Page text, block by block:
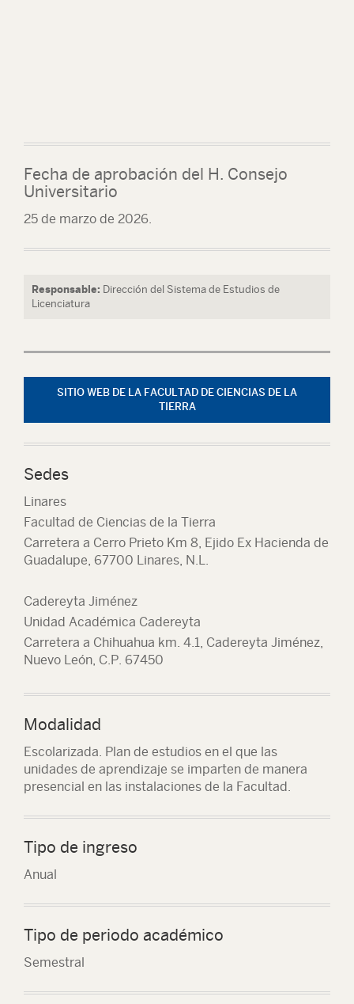
Fecha de aprobación del H. Consejo
Universitario
25 de marzo de 2026.
Responsable: Dirección del Sistema de Estudios de
Licenciatura
SITIO WEB DE LA FACULTAD DE CIENCIAS DE LA
TIERRA
Sedes
Linares
Facultad de Ciencias de la Tierra
Carretera a Cerro Prieto Km 8, Ejido Ex Hacienda de
Guadalupe, 67700 Linares, N.L.
Cadereyta Jiménez
Unidad Académica Cadereyta
Carretera a Chihuahua km. 4.1, Cadereyta Jiménez,
Nuevo León, C.P. 67450
Modalidad
Escolarizada. Plan de estudios en el que las
unidades de aprendizaje se imparten de manera
presencial en las instalaciones de la Facultad.
Tipo de ingreso
Anual
Tipo de periodo académico
Semestral